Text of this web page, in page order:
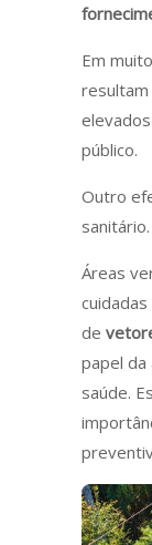
Em
público.
Outro
sanitário.
Áreas
de
papel
saúde.